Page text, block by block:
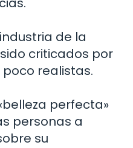
de la
criticados por
realistas.
perfecta»
personas a
su